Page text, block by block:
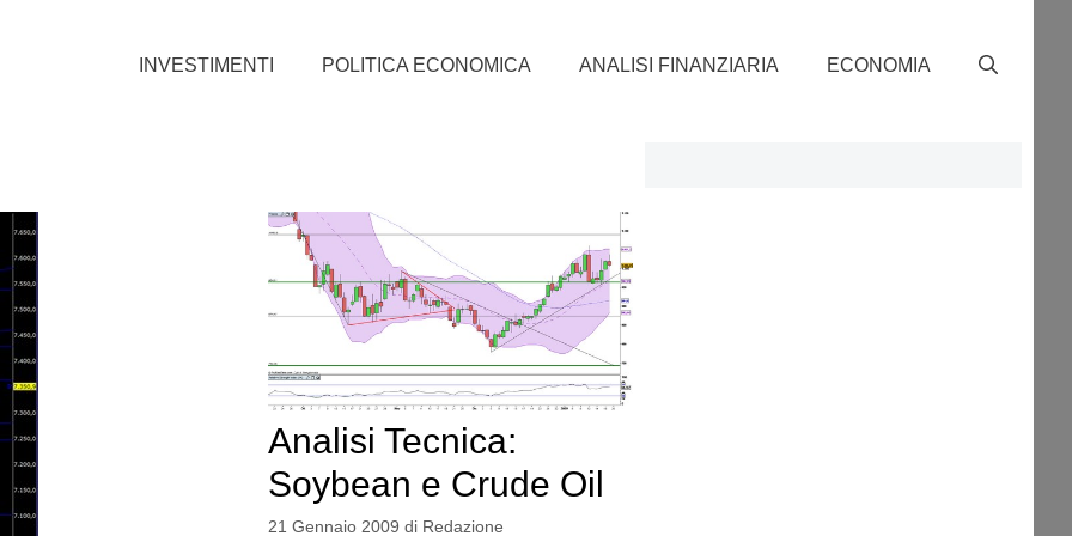
INVESTIMENTI POLITICA ECONOMICA ANALISI FINANZIARIA ECONOMIA
Analisi Tecnica:
Soybean e Crude Oil
21 Gennaio 2009 di Redazione